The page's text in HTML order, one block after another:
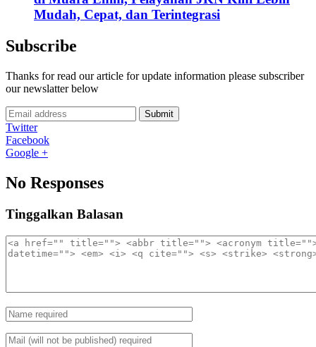
Mudah, Cepat, dan Terintegrasi
Subscribe
Thanks for read our article for update information please subscriber
our newslatter below
Submit
Twitter
Facebook
Google +
No Responses
Tinggalkan Balasan